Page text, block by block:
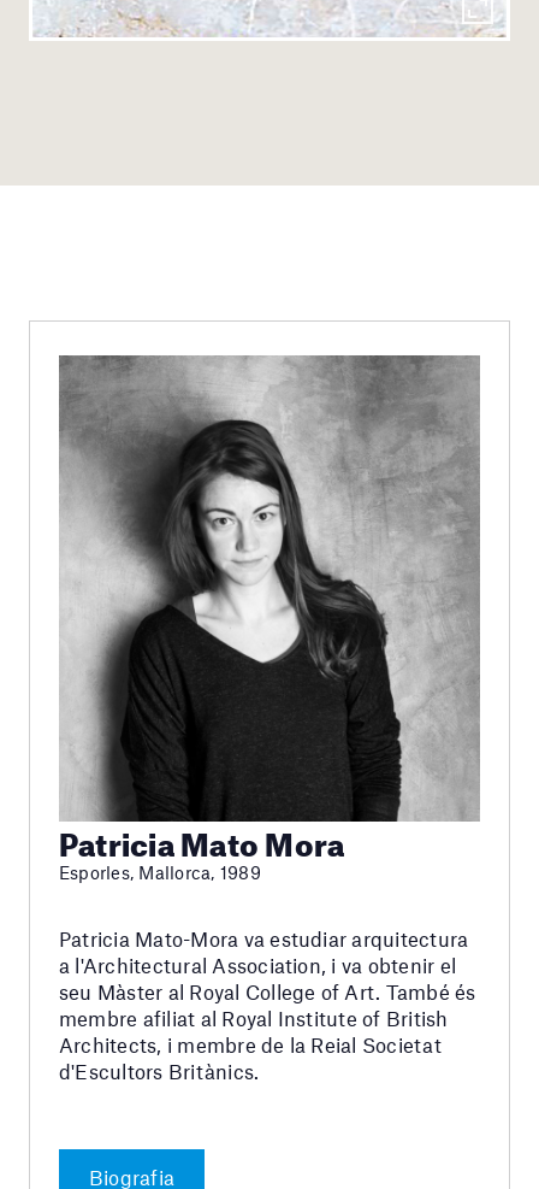
Patricia Mato Mora
Esporles, Mallorca, 1989
Patricia Mato-Mora va estudiar arquitectura
a l'Architectural Association, i va obtenir el
seu Màster al Royal College of Art. També és
membre afiliat al Royal Institute of British
Architects, i membre de la Reial Societat
d'Escultors Britànics.
Biografia